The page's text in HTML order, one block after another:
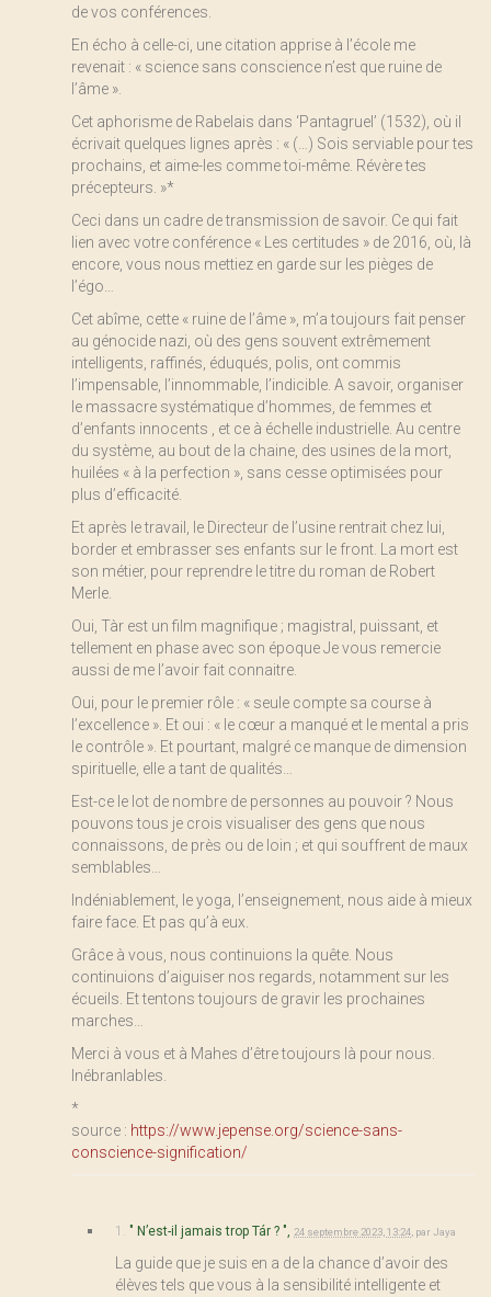
de vos conférences.
En écho à celle-ci, une citation apprise à l’école me
revenait : « science sans conscience n’est que ruine de
l’âme ».
Cet aphorisme de Rabelais dans ‘Pantagruel’ (1532), où il
écrivait quelques lignes après : « (…) Sois serviable pour tes
prochains, et aime-les comme toi-même. Révère tes
précepteurs. »*
Ceci dans un cadre de transmission de savoir. Ce qui fait
lien avec votre conférence « Les certitudes » de 2016, où, là
encore, vous nous mettiez en garde sur les pièges de
l’égo…
Cet abîme, cette « ruine de l’âme », m’a toujours fait penser
au génocide nazi, où des gens souvent extrêmement
intelligents, raffinés, éduqués, polis, ont commis
l’impensable, l’innommable, l’indicible. A savoir, organiser
le massacre systématique d’hommes, de femmes et
d’enfants innocents , et ce à échelle industrielle. Au centre
du système, au bout de la chaine, des usines de la mort,
huilées « à la perfection », sans cesse optimisées pour
plus d’efficacité.
Et après le travail, le Directeur de l’usine rentrait chez lui,
border et embrasser ses enfants sur le front. La mort est
son métier, pour reprendre le titre du roman de Robert
Merle.
Oui, Tàr est un film magnifique ; magistral, puissant, et
tellement en phase avec son époque Je vous remercie
aussi de me l’avoir fait connaitre.
Oui, pour le premier rôle : « seule compte sa course à
l’excellence ». Et oui : « le cœur a manqué et le mental a pris
le contrôle ». Et pourtant, malgré ce manque de dimension
spirituelle, elle a tant de qualités…
Est-ce le lot de nombre de personnes au pouvoir ? Nous
pouvons tous je crois visualiser des gens que nous
connaissons, de près ou de loin ; et qui souffrent de maux
semblables…
Indéniablement, le yoga, l’enseignement, nous aide à mieux
faire face. Et pas qu’à eux.
Grâce à vous, nous continuions la quête. Nous
continuions d’aiguiser nos regards, notamment sur les
écueils. Et tentons toujours de gravir les prochaines
marches…
Merci à vous et à Mahes d’être toujours là pour nous.
Inébranlables.
*
source : https://www.jepense.org/science-sans-
conscience-signification/
1. " N’est-il jamais trop Tár ? ", 24 septembre 2023, 13:24 parJaya
La guide que je suis en a de la chance d’avoir des
élèves tels que vous à la sensibilité intelligente et